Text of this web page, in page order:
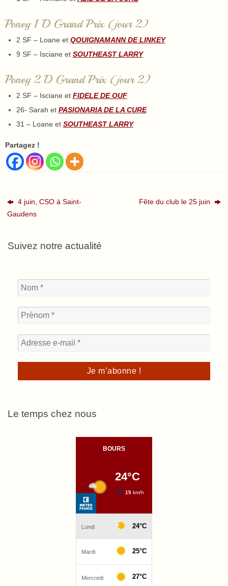
Poney 1 D Grand Prix (jour 2)
2 SF – Loane et QOUIGNAMANN DE LINKEY
9 SF – Isciane et SOUTHEAST LARRY
Poney 2 D Grand Prix (jour 2)
2 SF – Isciane et FIDELE DE OUF
26- Sarah et PASIONARIA DE LA CURE
31 – Loane et SOUTHEAST LARRY
Partagez !
4 juin, CSO à Saint-
Gaudens
Fête du club le 25 juin
Suivez notre actualité
Le temps chez nous